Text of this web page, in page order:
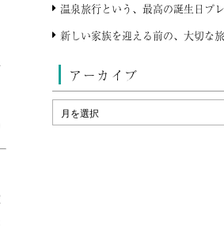
温泉旅行という、最高の誕生日プレ
新しい家族を迎える前の、大切な旅
アーカイブ